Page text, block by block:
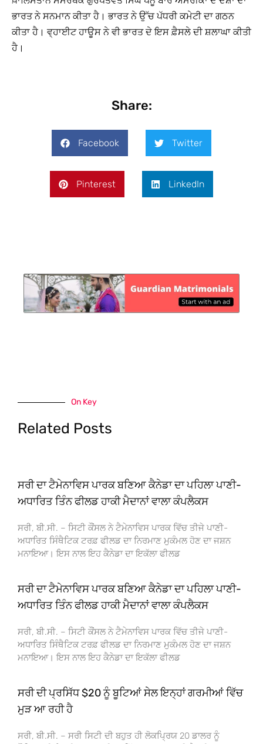
ਭਾਰਤ ਨੇ ਸਨਮਾਨ ਕੀਤਾ ਹੈ। ਭਾਰਤ ਨੇ ਉੱਚ ਪੱਧਰੀ ਕਮੇਟੀ ਦਾ ਗਠਨ
ਕੀਤਾ ਹੈ। ਵ੍ਹਾਈਟ ਹਾਊਸ ਨੇ ਵੀ ਭਾਰਤ ਦੇ ਇਸ ਫ਼ੈਸਲੇ ਦੀ ਸ਼ਲਾਘਾ ਕੀਤੀ
ਹੈ।
Share:
Facebook Twitter
Pinterest LinkedIn
On Key
Related Posts
ਸਰੀ ਦਾ ਟੈਮੇਨਾਵਿਸ ਪਾਰਕ ਬਣਿਆ ਕੈਨੇਡਾ ਦਾ ਪਹਿਲਾ ਪਾਣੀ-
ਅਧਾਰਿਤ ਤਿੰਨ ਫੀਲਡ ਹਾਕੀ ਮੈਦਾਨਾਂ ਵਾਲਾ ਕੰਪਲੈਕਸ
ਸਰੀ, ਬੀ.ਸੀ. – ਸਿਟੀ ਕੌਂਸਲ ਨੇ ਟੈਮੇਨਾਵਿਸ ਪਾਰਕ ਵਿੱਚ ਤੀਜੇ ਪਾਣੀ-
ਅਧਾਰਿਤ ਸਿੰਥੈਟਿਕ ਟਰਫ਼ ਫੀਲਡ ਦਾ ਨਿਰਮਾਣ ਮੁਕੰਮਲ ਹੋਣ ਦਾ ਜਸ਼ਨ
ਮਨਾਇਆ। ਇਸ ਨਾਲ ਇਹ ਕੈਨੇਡਾ ਦਾ ਇਕੱਲਾ ਫੀਲਡ
ਸਰੀ ਦਾ ਟੈਮੇਨਾਵਿਸ ਪਾਰਕ ਬਣਿਆ ਕੈਨੇਡਾ ਦਾ ਪਹਿਲਾ ਪਾਣੀ-
ਅਧਾਰਿਤ ਤਿੰਨ ਫੀਲਡ ਹਾਕੀ ਮੈਦਾਨਾਂ ਵਾਲਾ ਕੰਪਲੈਕਸ
ਸਰੀ, ਬੀ.ਸੀ. – ਸਿਟੀ ਕੌਂਸਲ ਨੇ ਟੈਮੇਨਾਵਿਸ ਪਾਰਕ ਵਿੱਚ ਤੀਜੇ ਪਾਣੀ-
ਅਧਾਰਿਤ ਸਿੰਥੈਟਿਕ ਟਰਫ਼ ਫੀਲਡ ਦਾ ਨਿਰਮਾਣ ਮੁਕੰਮਲ ਹੋਣ ਦਾ ਜਸ਼ਨ
ਮਨਾਇਆ। ਇਸ ਨਾਲ ਇਹ ਕੈਨੇਡਾ ਦਾ ਇਕੱਲਾ ਫੀਲਡ
ਸਰੀ ਦੀ ਪ੍ਰਸਿੱਧ $20 ਨੂੰ ਬੂਟਿਆਂ ਸੇਲ ਇਨ੍ਹਾਂ ਗਰਮੀਆਂ ਵਿੱਚ
ਮੁੜ ਆ ਰਹੀ ਹੈ
ਸਰੀ, ਬੀ.ਸੀ. – ਸਰੀ ਸਿਟੀ ਦੀ ਬਹੁਤ ਹੀ ਲੋਕਪ੍ਰਿਯ 20 ਡਾਲਰ ਨੂੰ